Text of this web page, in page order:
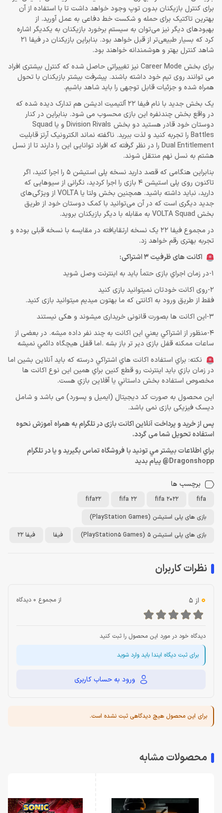
برای کنترل بازیکنان بدون توپ وجود خواهد داشت تا با استفاده از آن
بهترین تاکتیک برای حمله و شکست خط دفاعی به عمل آورید. از
بهبودهای دیگر نیز می‌توان به سیستم برخورد بازیکنان به یکدیگر اشاره
کرد که بسیار طبیعی‌تر از قبل خواهد بود. بنابراین بازیکنان در فیفا 21
شاهد کنترل بهتر و هوشمندانه خواهند بود.
برای بخش Career Mode نیز تغییراتی حاصل شده که کنترل بیشتری افراد
می توانند روی تیم خود داشته باشند. پیشرفت بیشتر بازیکنان با تحول
همراه شده و جزئیات قابل توجهی را باید شاهد باشیم.
یک بخش جدید با نام فیفا 22 آلتیمیت ادیشن هم تدارک دیده شده که
در واقع بخش چندنفره این بازی محسوب می شود. بنابراین در کنار
دوستان خود قادر هستید دو بخش Division Rivals و یا Squad
Battles را تجربه کنید و لذت ببرید. ناگفته نماند الکترونیک آرتز قابلیت
Dual Entitlement را در نظر گرفته که افراد توانایی این را دارند تا از نسل
هشتم به نسل نهم منتقل شوند.
بنابراین هنگامی که قصد دارید نسخه پلی استیشن 5 را اجرا کنید، اگر
تاکنون روی پلی استیشن 4 بازی را اجرا کردید، نگرانی از سیوهایی که
دارید، نباید داشته باشید. همچنین بخش ولتا یا VOLTA از ویژگی‌های
جدید دیگری است که در آن می‌توانید با کمک دوستان خود از طریق
بخش VOLTA Squad به مقابله با دیگر بازیکنان بروید.
در مجموع فیفا 22 یک نسخه ارتقایافته در مقایسه با نسخه قبلی بوده و
تجربه بهتری رقم خواهد زد.
اکانت های ظرفیت 3 اشتراکی:
1-در زمان اجراي بازی حتماً باید به اينترنت وصل شويد
2-روی اکانت خودتان نمیتوانید بازی کنید
فقط از طریق ورود به اکانتی که ما بهتون میدیم میتوانید بازی کنید.
3-این اکانت ها بصورت قانونی خریداری میشوند و هکی نیستند
4-منظور از اشتراكي يعني اين اكانت به چند نفر داده ميشه. در بعضی از
ساعات ممکنه قفل بازی دیر تر باز بشه .اما قفل هيچگاه دائمي نميشه
نكته: براي استفاده اكانت هاي اشتراكي درسته كه بايد آنلاين بشين اما
در زمان بازي بايد اينترنت رو قطع كنين براي همين اين نوع اكانت ها
مخصوص استفاده بخش داستاني يا آفلاين بازي هست.
این محصول به صورت کد دیجیتال (ایمیل و پسورد) می باشد و شامل
دیسک فیزیکی بازی نمی باشد.
پس از خرید و پرداخت آنلاین اکانت بازی در تلگرام به همراه آموزش نحوه
استفاده تحویل شما می گردد.
براي اطلاعات بيشتر مي تونيد با فروشگاه تماس بگيريد و يا در تلگرام
Dragonshopp@ پيام بديد
برچسب ها
fifa
fifa 2022
fifa 22
fifa22
بازی های پلی استیشن (PlayStation Games)
بازی های پلی استیشن 5 (PlayStation5 Games)
فیفا فیفا 22
نظرات کاربران
0 از 5 از مجموع 0 دیدگاه
دیدگاه خود در مورد این محصول را ثبت کنید
برای ثبت دیگاه ایندا باید وارد شوید
ورود به حساب کاربری
برای این محصول هیچ دیدگاهی ثبت نشده است.
محصولات مشابه